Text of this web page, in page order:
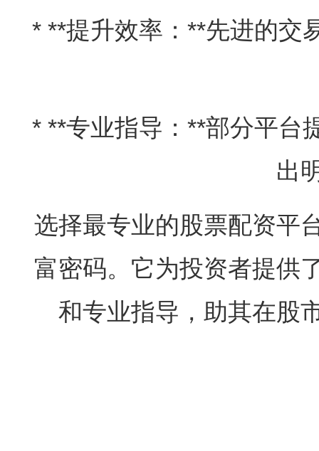
* **提升效率：**先进的交
* **专业指导：**部分平台
出
选择最专业的股票配资平
富密码。它为投资者提供
和专业指导，助其在股